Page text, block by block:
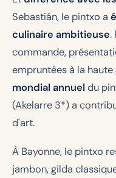
Sebastián, le pintxo a
culinaire ambitieuse.
commande,
empruntées à la
mondial annuel du
(Akelarre 3*) a
d'art.
À Bayonne, le pintxo
jambon, gilda